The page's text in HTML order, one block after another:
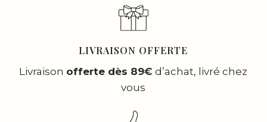
LIVRAISON OFFERTE
Livraison offerte dès 89€ d’achat, livré chez
vous